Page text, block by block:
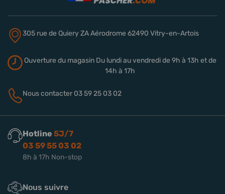
305 rue de QuieryZA Aérodrome 62490 Vitry-en-Artois
Ouverture du magasinDu lundi au vendredi de 9h à 13h et de
14h à 17h
Nous contacter 03 59 25 03 02
Hotline 5J/7
03 59 55 03 02
8h à 17h Non-stop
Nous suivre